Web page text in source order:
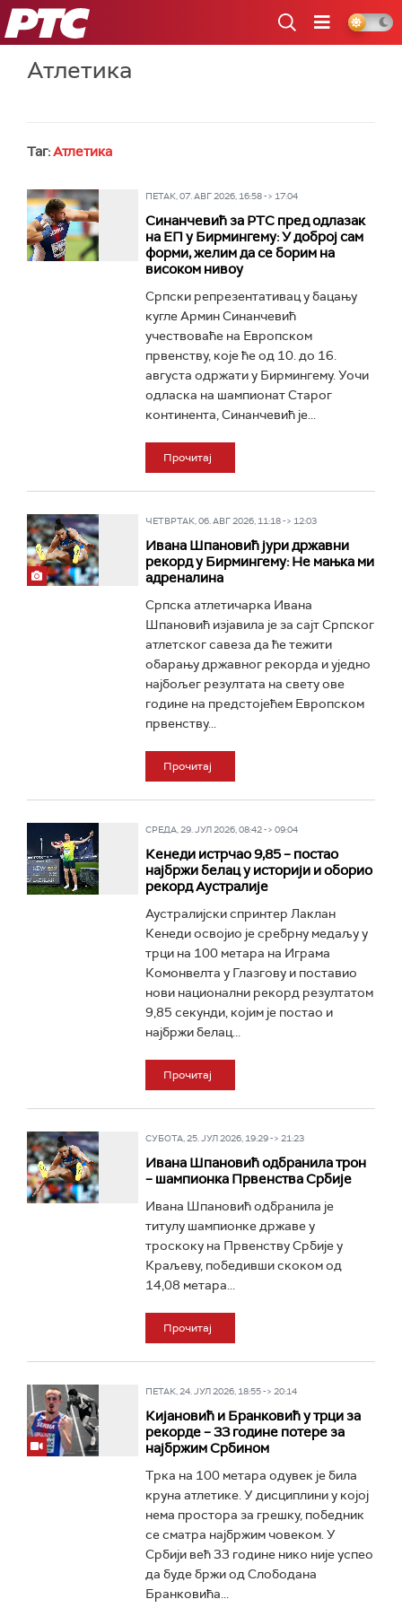
РТС
Атлетика
Таг:Атлетика
ПЕТАК, 07. АВГ 2026, 16:58 -> 17:04
Синанчевић за РТС пред одлазак
на ЕП у Бирмингему: У доброј сам
форми, желим да се борим на
високом нивоу
Српски репрезентативац у бацању
кугле Армин Синанчевић
учествоваће на Европском
првенству, које ће од 10. до 16.
августа одржати у Бирмингему. Уочи
одласка на шампионат Старог
континента, Синанчевић је...
Прочитај
ЧЕТВРТАК, 06. АВГ 2026, 11:18 -> 12:03
Ивана Шпановић јури државни
рекорд у Бирмингему: Не мањка ми
адреналина
Српска атлетичарка Ивана
Шпановић изјавила је за сајт Српског
атлетског савеза да ће тежити
обарању државног рекорда и уједно
најбољег резултата на свету ове
године на предстојећем Европском
првенству...
Прочитај
СРЕДА, 29. ЈУЛ 2026, 08:42 -> 09:04
Кенеди истрчао 9,85 – постао
најбржи белац у историји и оборио
рекорд Аустралије
Аустралијски спринтер Лаклан
Кенеди освојио је сребрну медаљу у
трци на 100 метара на Играма
Комонвелта у Глазгову и поставио
нови национални рекорд резултатом
9,85 секунди, којим је постао и
најбржи белац...
Прочитај
СУБОТА, 25. ЈУЛ 2026, 19:29 -> 21:23
Ивана Шпановић одбранила трон
– шампионка Првенства Србије
Ивана Шпановић одбранила је
титулу шампионке државе у
троскоку на Првенству Србије у
Краљеву, победивши скоком од
14,08 метара...
Прочитај
ПЕТАК, 24. ЈУЛ 2026, 18:55 -> 20:14
Кијановић и Бранковић у трци за
рекорде – 33 године потере за
најбржим Србином
Трка на 100 метара одувек је била
круна атлетике. У дисциплини у којој
нема простора за грешку, победник
се сматра најбржим човеком. У
Србији већ 33 године нико није успео
да буде бржи од Слободана
Бранковића...